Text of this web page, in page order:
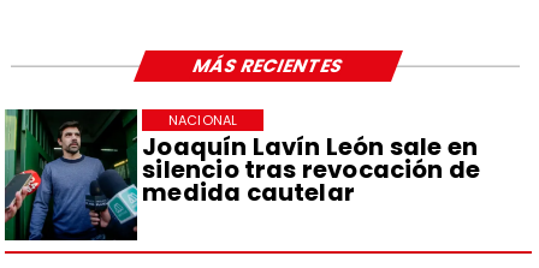
Joaquín Lavín León sale en
silencio tras revocación de
medida cautelar
NACIONAL
MÁS RECIENTES